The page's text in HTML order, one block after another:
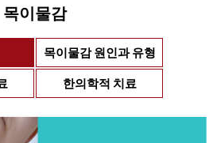
목이물감
목이물감 원인과 유형
한의학적 치료